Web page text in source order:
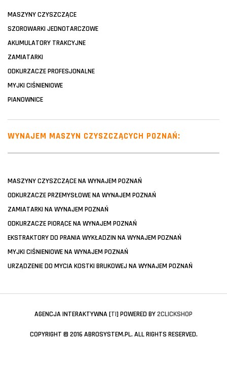
MASZYNY CZYSZCZĄCE
SZOROWARKI JEDNOTARCZOWE
AKUMULATORY TRAKCYJNE
ZAMIATARKI
ODKURZACZE PROFESJONALNE
MYJKI CIŚNIENIOWE
PIANOWNICE
WYNAJEM MASZYN CZYSZCZĄCYCH POZNAŃ:
MASZYNY CZYSZCZĄCE NA WYNAJEM POZNAŃ
ODKURZACZE PRZEMYSŁOWE NA WYNAJEM POZNAŃ
ZAMIATARKI NA WYNAJEM POZNAŃ
ODKURZACZE PIORĄCE NA WYNAJEM POZNAŃ
EKSTRAKTORY DO PRANIA WYKŁADZIN NA WYNAJEM POZNAŃ
MYJKI CIŚNIENIOWE NA WYNAJEM POZNAŃ
URZĄDZENIE DO MYCIA KOSTKI BRUKOWEJ NA WYNAJEM POZNAŃ
AGENCJA INTERAKTYWNA [TI] POWERED BY2CLICKSHOP
COPYRIGHT © 2016 ABROSYSTEM.PL. ALL RIGHTS RESERVED.